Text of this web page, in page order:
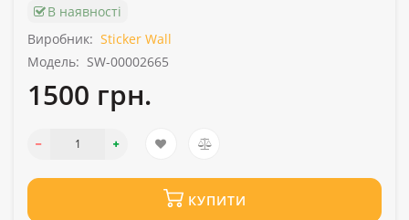
В наявності
Виробник: Sticker Wall
Модель: SW-00002665
1500 грн.
КУПИТИ